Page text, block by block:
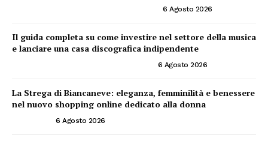
6 Agosto 2026
Il guida completa su come investire nel settore della musica
e lanciare una casa discografica indipendente
6 Agosto 2026
La Strega di Biancaneve: eleganza, femminilità e benessere
nel nuovo shopping online dedicato alla donna
6 Agosto 2026